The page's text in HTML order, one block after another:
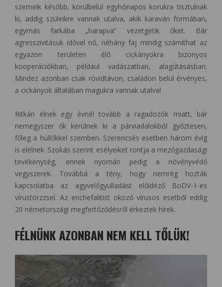
szemeik később, körülbelül egyhónapos korukra tisztulnak
ki, addig szüleikre vannak utalva, akik karaván formában,
egymás farkába „harapva” vezetgetik őket. Bár
agresszivitásuk idővel nő, néhány faj mindig számíthat az
egyazon területen élő cickányokra bizonyos
kooperációkban, például vadászatban, alagútásásban.
Mindez azonban csak rövidtávon, családon belül érvényes,
a cickányok általában magukra vannak utalva!
Ritkán élnek egy évnél tovább a ragadozók miatt, bár
nemegyszer ők kerülnek ki a párviadalokból győztesen,
főleg a hüllőkkel szemben. Szerencsés esetben három évig
is elélnek. Szokás szerint esélyeiket rontja a mezőgazdasági
tevékenység, ennek nyomán pedig a növényvédő
vegyszerek. Továbbá a tény, hogy nemrég hozták
kapcsolatba az agyvelőgyulladást előidéző BoDV-1-es
vírustörzzsel. Az enchefalitist okozó vírusos esetből eddig
20 németországi megfertőződésről érkeztek hírek.
FÉLNÜNK AZONBAN NEM KELL TŐLÜK!